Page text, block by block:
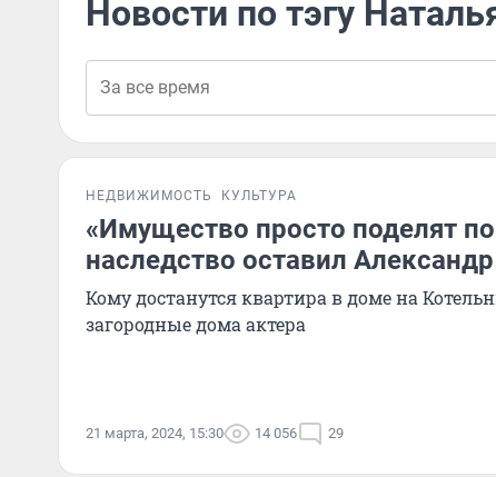
Новости по тэгу
НЕДВИЖИМОСТЬ КУЛЬТУРА
«Имущество просто поделят
наследство оставил
Кому достанутся квартира в доме на
загородные дома актера
21 марта, 2024, 15:30 14 056 29